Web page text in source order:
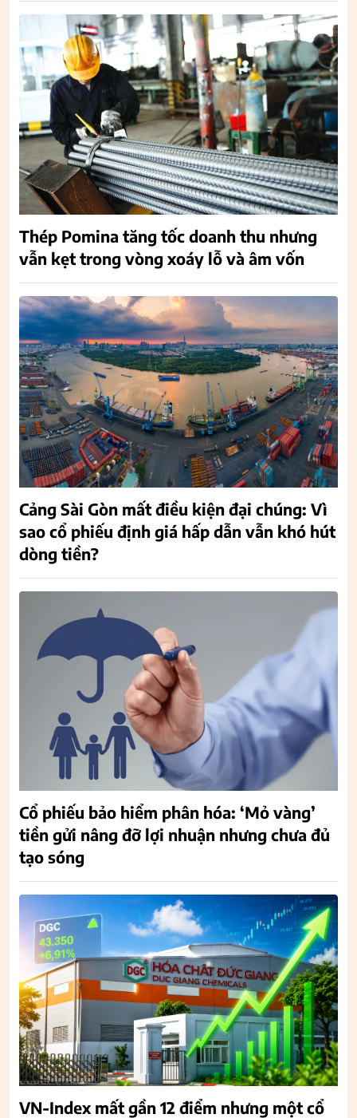
Thép Pomina tăng tốc doanh thu nhưng
vẫn kẹt trong vòng xoáy lỗ và âm vốn
Cảng Sài Gòn mất điều kiện đại chúng: Vì
sao cổ phiếu định giá hấp dẫn vẫn khó hút
dòng tiền?
Cổ phiếu bảo hiểm phân hóa: ‘Mỏ vàng’
tiền gửi nâng đỡ lợi nhuận nhưng chưa đủ
tạo sóng
VN-Index mất gần 12 điểm nhưng một cổ